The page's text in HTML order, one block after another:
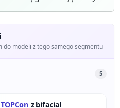
do modeli z tego samego segmentu
5
TOPCon z bifacial